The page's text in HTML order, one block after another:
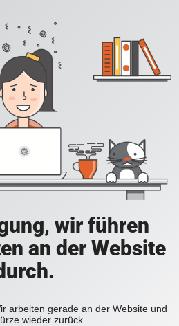
wir führen
an der Website
arbeiten gerade an der Website und
wieder zurück.